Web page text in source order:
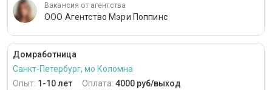
Вакансия от агентства
ООО Агентство Мэри Поппинс
Домработница
Санкт-Петербург, мо Коломна
Опыт: 1-10 лет Оплата: 4000 руб/выход